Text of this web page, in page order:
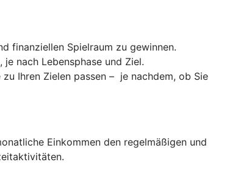
finanziellen Spielraum zu gewinnen.
nach Lebensphase und Ziel.
Ihren Zielen passen – je nachdem, ob Sie
Einkommen den regelmäßigen und